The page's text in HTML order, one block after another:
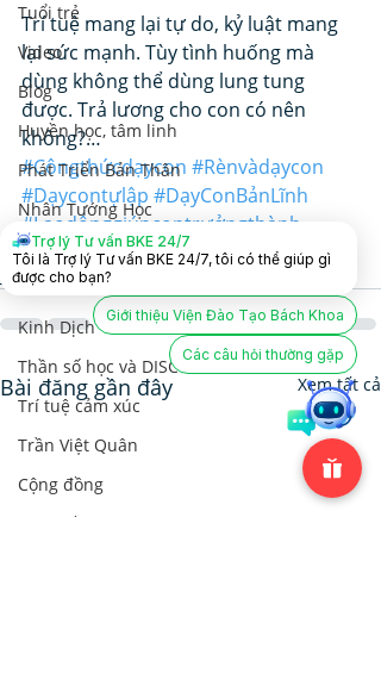
Tuổi trẻ
Video
Blog
Huyền học, tâm linh
Phát Triển Bản Thân
Nhân Tướng Học
Lãnh Đạo Doanh Nghiệp
Hôn nhân và Dạy con
Kinh Dịch
Thần số học và DISC
Trí tuệ cảm xúc
Trần Việt Quân
Cộng đồng
Cộng đồng
Trí tuệ mang lại tự do, kỷ luật mang
lại sức mạnh. Tùy tình huống mà
dùng không thể dùng lung tung
được. Trả lương cho con có nên
không?…
#Côngthứcdạycon #Rènvàdạycon
#Dạycontựlập #DạyConBảnLĩnh
#Laodộnggiúpcontrưởngthành
Dạy con 3 Gốc
Hôn nhân và Dạy con
Bài đăng gần đây Xem tất cả
Trợ lý Tư vấn BKE 24/7
Tôi là Trợ lý Tư vấn BKE 24/7, tôi có thể giúp gì
được cho bạn?
Giới thiệu Viện Đào Tạo Bách Khoa
Các câu hỏi thường gặp